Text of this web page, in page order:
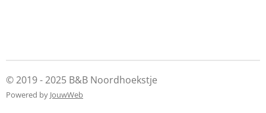
© 2019 - 2025 B&B Noordhoekstje
Powered by JouwWeb